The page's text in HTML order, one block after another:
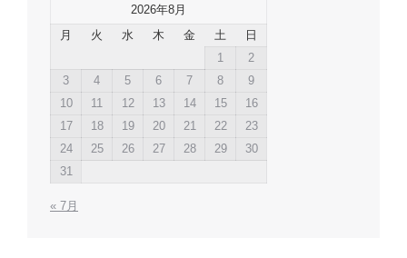
2026年8月
月
火 水 木 金 土
日
1
2
3
4 5 6 7 8
9
10
11 12 13 14 15
16
17
18 19 20 21 22
23
24
25 26 27 28 29
30
31
« 7月